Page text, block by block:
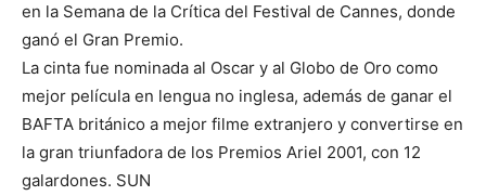
en la Semana de la Crítica del Festival de Cannes, donde
ganó el Gran Premio.
La cinta fue nominada al Oscar y al Globo de Oro como
mejor película en lengua no inglesa, además de ganar el
BAFTA británico a mejor filme extranjero y convertirse en
la gran triunfadora de los Premios Ariel 2001, con 12
galardones. SUN